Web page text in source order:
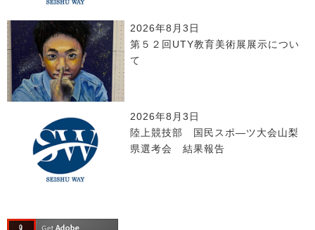
2026年8月3日
第５２回UTY教育美術展展示につい
て
2026年8月3日
陸上競技部 国民スポ―ツ大会山梨
県選考会 結果報告